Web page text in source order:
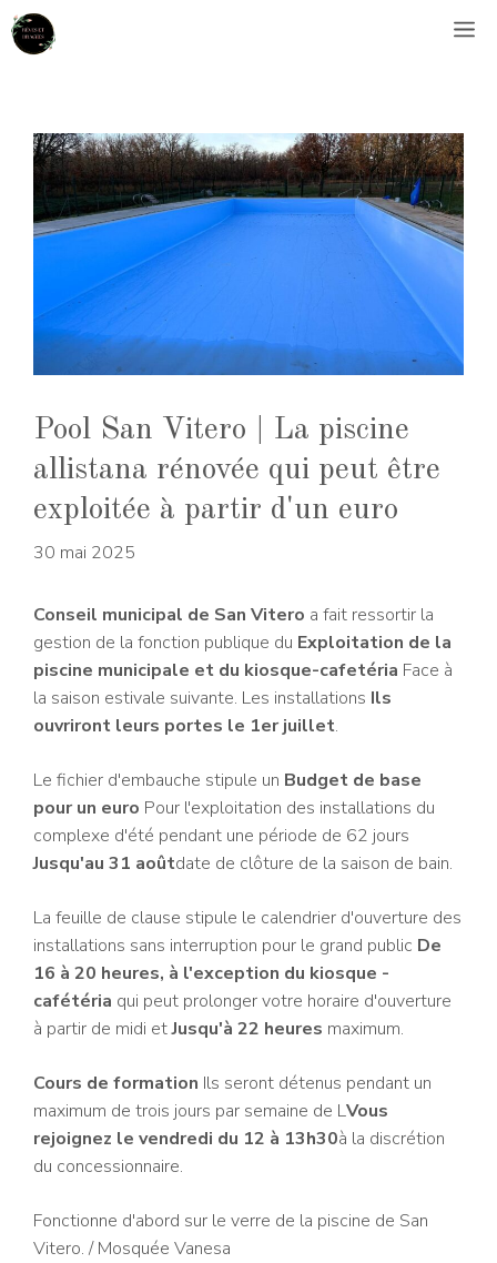
Aller
au
Pool San Vitero | La piscine
allistana rénovée qui peut être
exploitée à partir d'un euro
30 mai 2025
Conseil municipal de San Vitero a fait ressortir la
gestion de la fonction publique du Exploitation de la
piscine municipale et du kiosque-cafetéria Face à
la saison estivale suivante. Les installations Ils
ouvriront leurs portes le 1er juillet.
Le fichier d'embauche stipule un Budget de base
pour un euro Pour l'exploitation des installations du
complexe d'été pendant une période de 62 jours
Jusqu'au 31 aoûtdate de clôture de la saison de bain.
La feuille de clause stipule le calendrier d'ouverture des
installations sans interruption pour le grand public De
16 à 20 heures, à l'exception du kiosque -
cafétéria qui peut prolonger votre horaire d'ouverture
à partir de midi etJusqu'à 22 heures maximum.
Cours de formation Ils seront détenus pendant un
maximum de trois jours par semaine de LVous
rejoignez le vendredi du 12 à 13h30à la discrétion
du concessionnaire.
Fonctionne d'abord sur le verre de la piscine de San
Vitero. / Mosquée Vanesa